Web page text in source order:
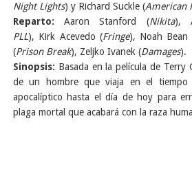
Night Lights) y Richard Suckle (American
Reparto:Aaron Stanford (Nikita),
PLL), Kirk Acevedo (Fringe), Noah Bean
(Prison Break), Zeljko Ivanek (Damages).
Sinopsis: Basada en la película de Terry
de un hombre que viaja en el
apocalíptico hasta el día de hoy para
plaga mortal que acabará con la raza